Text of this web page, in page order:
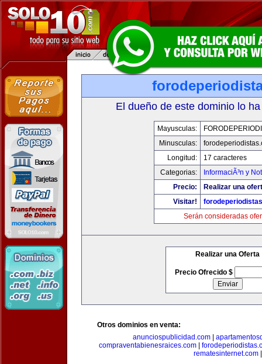
El dueño de este dominio lo
Mayusculas:
Minusculas:
Longitud:
17 caracteres
Categorias:
InformaciÃ³n y
Precio:
Realizar una
Visitar!
Serán consideradas
Realizar una Oferta
Precio Ofrecido $
Otros dominios en venta:
anunciospublicidad.com|
compraventabienesraices.com
rematesinternet.com|